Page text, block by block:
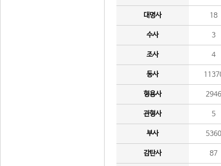
대명사 18
수사 3
조사 4
동사
형용사 2946
관형사 5
부사 5360
감탄사 87